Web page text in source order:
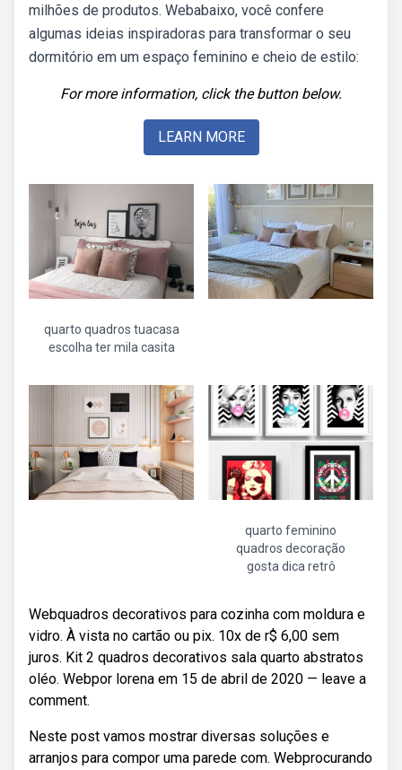
milhões de produtos. Webabaixo, você confere
algumas ideias inspiradoras para transformar o seu
dormitório em um espaço feminino e cheio de estilo:
For more information, click the button below.
LEARN MORE
quarto quadros tuacasa
escolha ter mila casita
quarto feminino
quadros decoração
gosta dica retrô
Webquadros decorativos para cozinha com moldura e
vidro. À vista no cartão ou pix. 10x de r$ 6,00 sem
juros. Kit 2 quadros decorativos sala quarto abstratos
oléo. Webpor lorena em 15 de abril de 2020 — leave a
comment.
Neste post vamos mostrar diversas soluções e
arranjos para compor uma parede com. Webprocurando